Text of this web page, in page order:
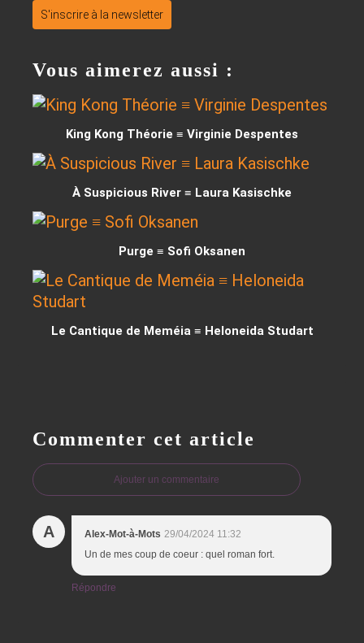
S'inscrire à la newsletter
Vous aimerez aussi :
King Kong Théorie ≡ Virginie Despentes
À Suspicious River ≡ Laura Kasischke
Purge ≡ Sofi Oksanen
Le Cantique de Meméia ≡ Heloneida Studart
Commenter cet article
Ajouter un commentaire
A Alex-Mot-à-Mots 29/04/2024 11:32
Un de mes coup de coeur : quel roman fort.
Répondre